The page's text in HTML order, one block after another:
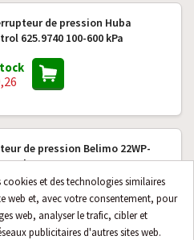
et des technologies similaires
web et, avec votre consentement, pour
web, analyser le trafic, cibler et
publicitaires d'autres sites web.
de pression Huba
625.9740 100-600 kPa
de pression Belimo 22WP-
10 bars 0-10 V